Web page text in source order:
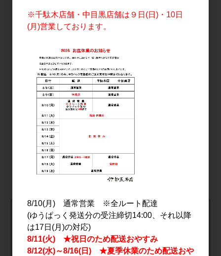
ちえびじん 生熟 八反錦
すべての新着商品を見る
カテゴリーから探す
日本酒 焼酎
※千駄木店舗・中目黒店舗は９日(日)・10日
(月)営業しております。
8/10(月) 通常営業 ※全ルート配達
(ゆうぱっく発送分の受注締切14:00、それ以降
は17日(月)の対応)
8/11(火) ★祝日のため配送おやすみ
8/12(水)～8/16(日) ★夏季休業のため配送おや